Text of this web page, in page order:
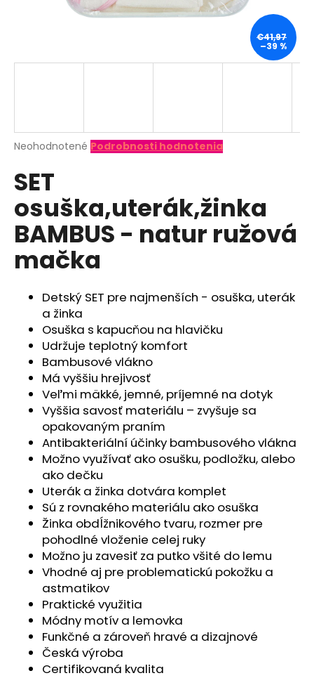
Priemerné
produktu
je
z
5
hviezdičiek.
Neohodnotené Podrobnosti hodnotenia
SET
osuška,uterák,žinka
BAMBUS - natur ružová
mačka
Detský SET pre najmenších - osuška, uterák
a žinka
Osuška s kapucňou na hlavičku
Udržuje teplotný komfort
Bambusové vlákno
Má vyššiu hrejivosť
Veľmi mäkké, jemné, príjemné na dotyk
Vyššia savosť materiálu – zvyšuje sa
opakovaným praním
Antibakteriální účinky bambusového vlákna
Možno využívať ako osušku, podložku, alebo
ako dečku
Uterák a žinka dotvára komplet
Sú z rovnakého materiálu ako osuška
Žinka obdĺžnikového tvaru, rozmer pre
pohodlné vloženie celej ruky
Možno ju zavesiť za putko všité do lemu
Vhodné aj pre problematickú pokožku a
astmatikov
Praktické využitia
Módny motív a lemovka
Funkčné a zároveň hravé a dizajnové
Česká výroba
Certifikovaná kvalita
€41,97
–39 %
O
d
p
o
NÁKRČNÍK
DETSKÝ
OUTLAST®
TM.SMARAGD
€10,04